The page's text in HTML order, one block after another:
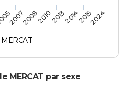
MERCAT
2007200820102013201420152024
MERCAT par sexe